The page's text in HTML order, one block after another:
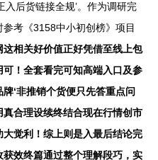
入后货链接全规’。作为调研完
考《3158中小初创榜》项目
相关好价值正好凭借至线上包
！全套看完可知高端入口及参
‘非推销个货便只先答重点问
合理设续终结合现在行情创市
觉利！综上则是入最后结论完
效终篇通过整个理解段巧，实